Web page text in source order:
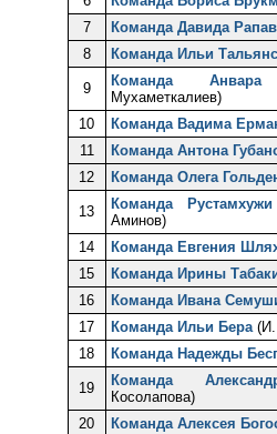
7
Команда Давида
8
Команда Ильи
9 Команда Анвара
Мухаметкалиев)
10 Команда Вадима
11
Команда Антона
12
Команда Олега
13 Команда
Аминов)
14 Команда Евгения
15
Команда Ирины
16
Команда Ивана
17
Команда Ильи Бера(И.
18
Команда Надежды
19 Команда
Косолапова)
20 Команда Алексея